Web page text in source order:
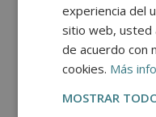
No lo socialices
tengatodas su
experiencia del
sitio web, usted
de acuerdo con
cookies. Más
MOSTRAR